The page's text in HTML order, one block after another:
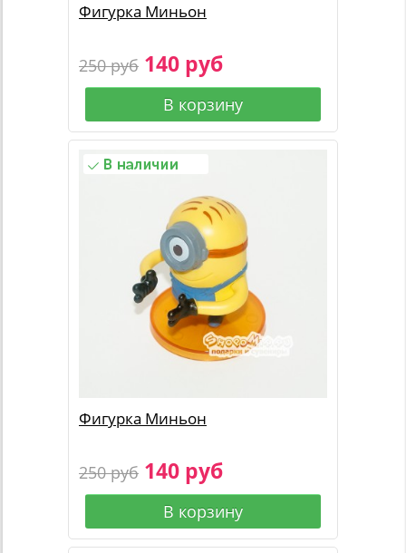
Фигурка Миньон
250 руб 140 руб
В корзину
Фигурка Миньон
250 руб 140 руб
В корзину